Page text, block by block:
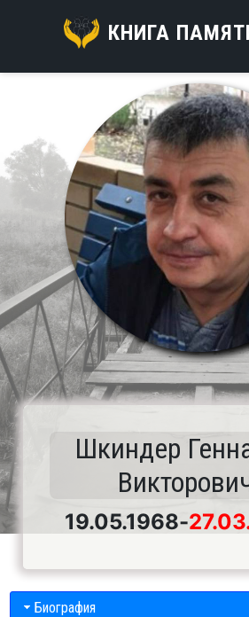
КНИГА
Шкиндер
19.05.1968-
Биография